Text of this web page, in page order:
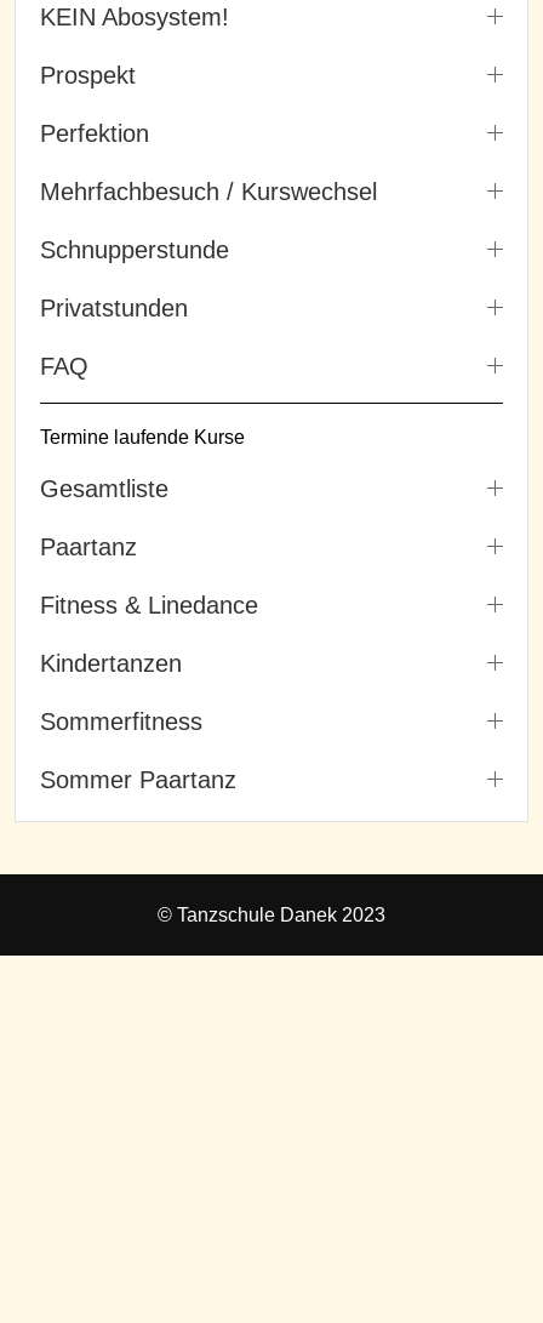
KEIN Abosystem!
Prospekt
Perfektion
Mehrfachbesuch / Kurswechsel
Schnupperstunde
Privatstunden
FAQ
Termine laufende Kurse
Gesamtliste
Paartanz
Fitness & Linedance
Kindertanzen
Sommerfitness
Sommer Paartanz
© Tanzschule Danek 2023